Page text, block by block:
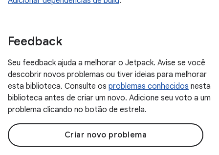
Feedback
Seu feedback ajuda a melhorar o Jetpack. Avise se você
descobrir novos problemas ou tiver ideias para melhorar
esta biblioteca. Consulte os problemas conhecidos nesta
biblioteca antes de criar um novo. Adicione seu voto a um
problema clicando no botão de estrela.
Criar novo problema